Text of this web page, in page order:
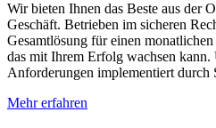
Wir bieten Ihnen das Beste aus der
Geschäft. Betrieben im sicheren
Gesamtlösung für einen
das mit Ihrem Erfolg wachsen
Anforderungen implementiert durch
Mehr erfahren